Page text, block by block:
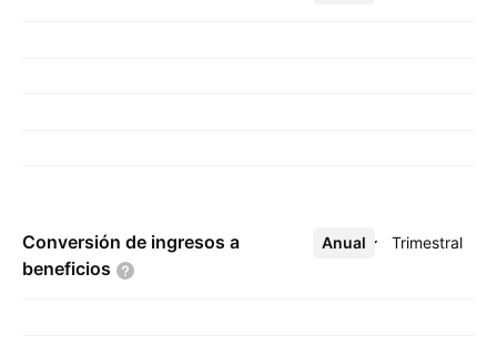
Conversión de ingresos a
beneficios
Anual Trimestral
Más